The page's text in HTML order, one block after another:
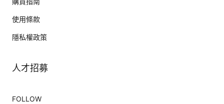
使用條款
隱私權政策
人才招募
FOLLOW